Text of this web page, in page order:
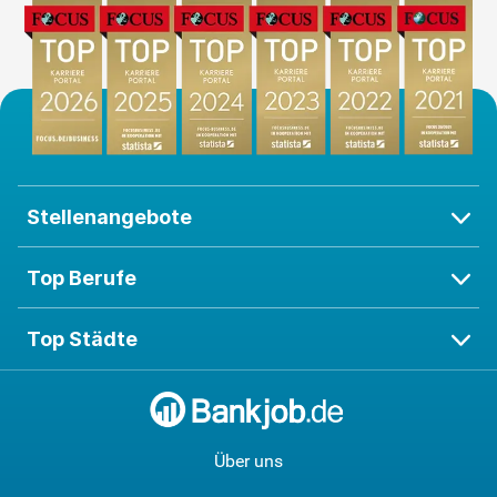
Stellenangebote
Top Berufe
Top Städte
Über uns